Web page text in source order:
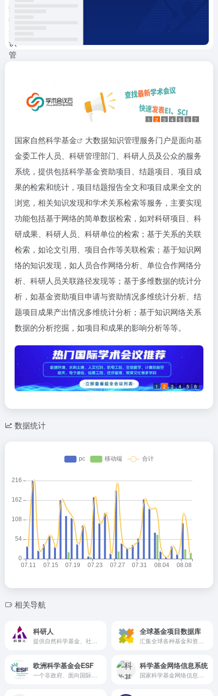
1 2 3 4 5 6 7
国家自然科学基金
大数据知识管理服务门户是面向基
金委工作人员、科研管理部门、科研人员及公众的服务
系统，提供包括科学基金资助项目、结题项目、项目成
果的检索和统计，项目结题报告全文和项目成果全文的
浏览，相关知识发现和学术关系检索等服务，主要实现
功能包括基于网络的简单数据检索，如对科研项目、科
研成果、科研人员、科研单位的检索；基于关系的关联
检索，如论文引用、项目合作等关联检索；基于知识网
络的知识发现，如人员合作网络分析、单位合作网络分
析、科研人员关联路径发现等；基于多维数据的统计分
析，如基金资助项目申请与资助情况多维统计分析、结
题项目成果产出情况多维统计分析；基于知识网络关系
数据的分析挖掘，如项目和成果的影响分析等等。
1 2 3 4 5 6
数据统计
相关导航
科研人 全球基金项目数据库
欧洲科学基金会ESF 科学基金网络信息系统